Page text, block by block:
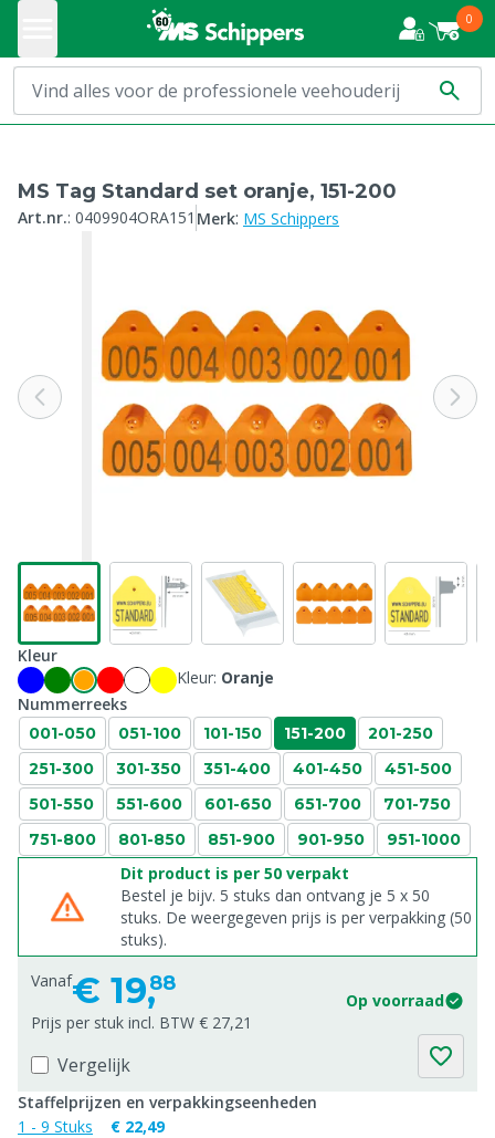
0
MS Tag Standard set oranje, 151-200
Art.nr.: 0409904ORA151 Merk: MS Schippers
Kleur
Kleur: Oranje
Nummerreeks
001-050 051-100 101-150 151-200
201-250
251-300
301-350 351-400 401-450
451-500
501-550
551-600 601-650 651-700
701-750
751-800
801-850 851-900 901-950 951-1000
Dit product is per 50 verpakt
Bestel je bijv. 5 stuks dan ontvang je 5 x 50
stuks. De weergegeven prijs is per verpakking (50
stuks).
Vanaf€ 19,88
Op voorraad
Prijs per stuk incl. BTW € 27,21
Vergelijk
Staffelprijzen en verpakkingseenheden
1 - 9 Stuks
€ 22,49